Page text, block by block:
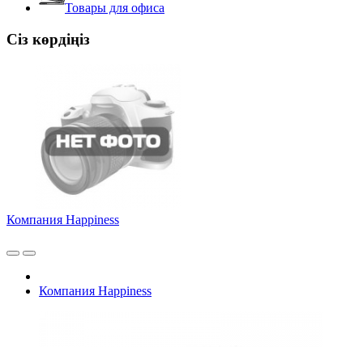
Товары для офиса
Сіз көрдіңіз
Компания Happiness
Компания Happiness